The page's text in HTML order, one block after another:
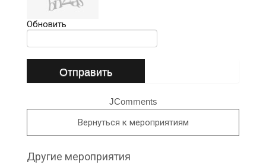
Обновить
Отправить
JComments
Вернуться к мероприятиям
Другие мероприятия